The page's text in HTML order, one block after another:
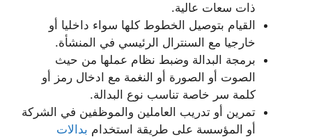
ذات سعات عالية.
القيام بتوصيل الخطوط كلها سواء داخليا أو
خارجيا مع السنترال الرئيسي في المنشأة.
برمجة البدالة وضبط نظام عملها من حيث
الصوت أو الصورة أو النغمة مع ادخال رمز أو
كلمة سر خاصة تناسب نوع البدالة.
تمرين أو تدريب العاملين والموظفين في الشركة
أو المؤسسة على طريقة استخدام بدالات